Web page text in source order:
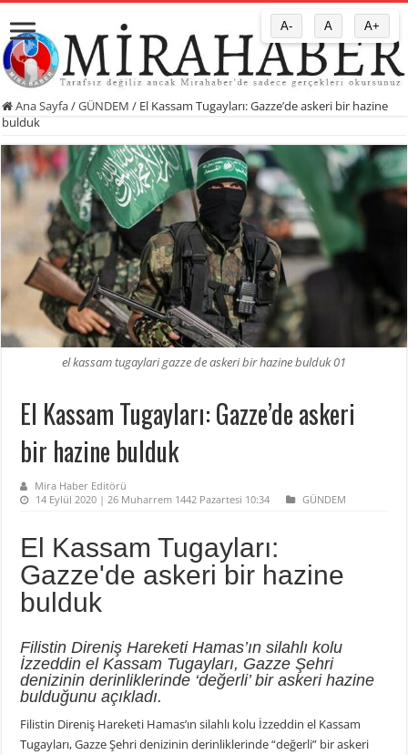
Ana Sayfa/GÜNDEM / El Kassam Tugayları: Gazze’de askeri bir hazine
bulduk
el kassam tugaylari gazze de askeri bir hazine bulduk 01
El Kassam Tugayları: Gazze’de askeri
bir hazine bulduk
Mira Haber Editörü
14 Eylül 2020 | 26 Muharrem 1442 Pazartesi 10:34
GÜNDEM
El Kassam Tugayları:
Gazze'de askeri bir hazine
bulduk
Filistin Direniş Hareketi Hamas’ın silahlı kolu
İzzeddin el Kassam Tugayları, Gazze Şehri
denizinin derinliklerinde ‘değerli’ bir askeri hazine
bulduğunu açıkladı.
Filistin Direniş Hareketi Hamas’ın silahlı kolu İzzeddin el Kassam
Tugayları, Gazze Şehri denizinin derinliklerinde “değerli” bir askeri
A- A A+